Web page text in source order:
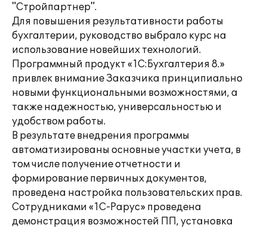
"Стройпартнер".
Для повышения результативности работы
бухгалтерии, руководство выбрало курс на
использование новейших технологий.
Программный продукт «1С:Бухгалтерия 8.»
привлек внимание Заказчика принципиально
новыми функциональными возможностями, а
также надежностью, универсальностью и
удобством работы.
В результате внедрения программы
автоматизированы основные участки учета, в
том числе получение отчетности и
формирование первичных документов,
проведена настройка пользовательских прав.
Сотрудниками «1С-Рарус» проведена
демонстрация возможностей ПП, установка